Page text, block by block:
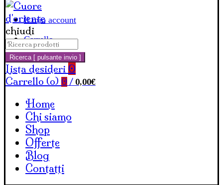
Il mio account
Carrello
chiudi
Cerca:
Ricerca [ pulsante invio ]
Lista desideri 0
Carrello (o) 0 / 0,00€
Home
Chi siamo
Shop
Offerte
Blog
Contatti